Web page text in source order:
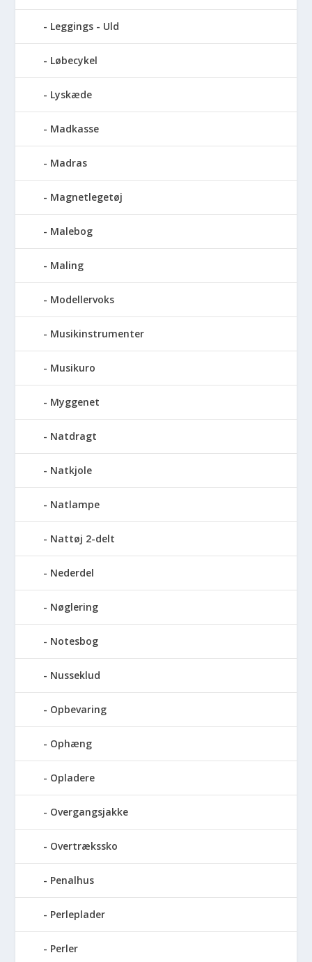
Leggings - Uld
Løbecykel
Lyskæde
Madkasse
Madras
Magnetlegetøj
Malebog
Maling
Modellervoks
Musikinstrumenter
Musikuro
Myggenet
Natdragt
Natkjole
Natlampe
Nattøj 2-delt
Nederdel
Nøglering
Notesbog
Nusseklud
Opbevaring
Ophæng
Opladere
Overgangsjakke
Overtrækssko
Penalhus
Perleplader
Perler